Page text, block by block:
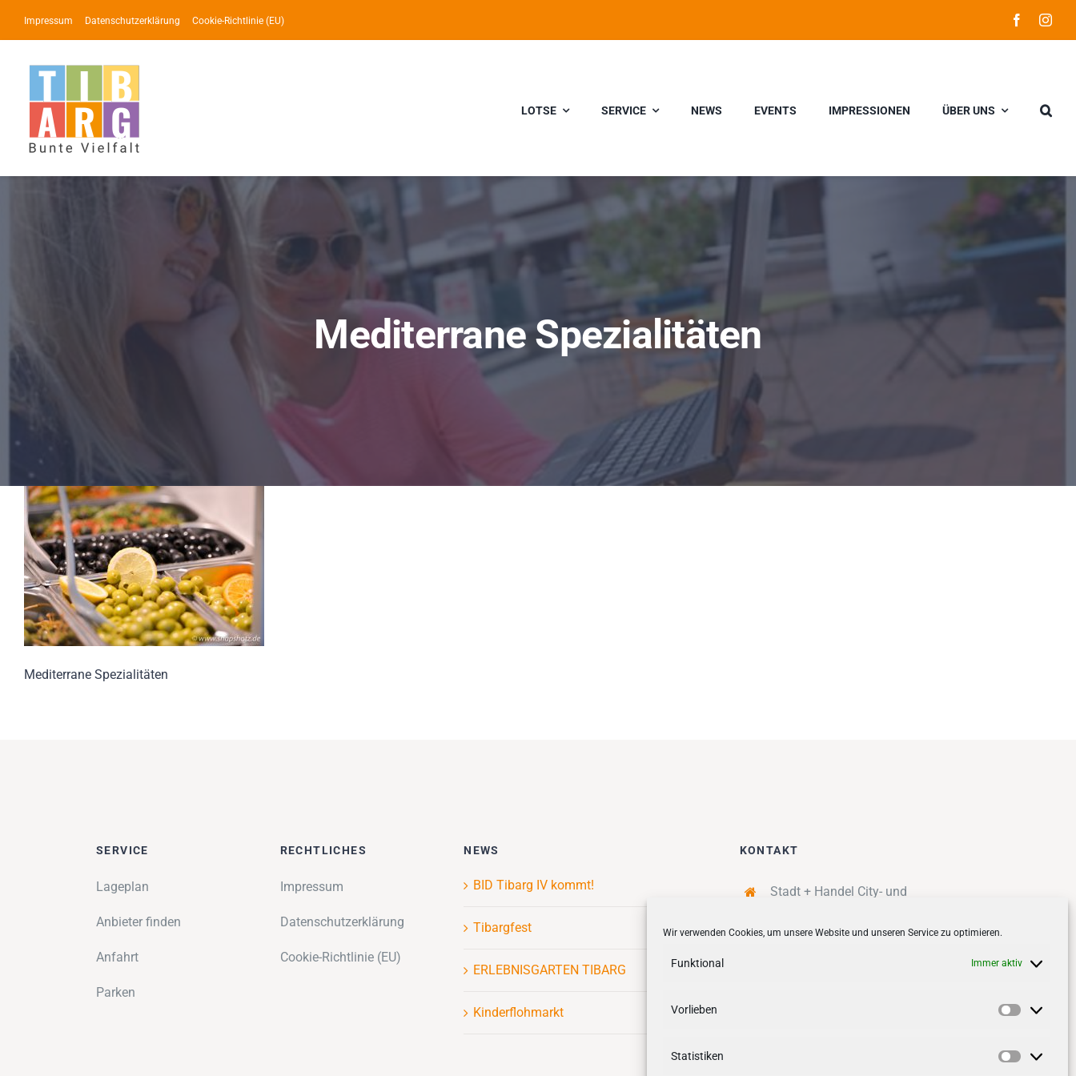
Wir verwenden Cookies, um unsere Website und unseren Service zu optimieren.
Funktional Immer aktiv
Vorlieben
Statistiken
Inhalt
springen
Impressum Datenschutzerklärung Cookie-Richtlinie (EU)
LOTSE SERVICE NEWS EVENTS IMPRESSIONEN ÜBER UNS
Mediterrane Spezialitäten
Mediterrane Spezialitäten
SERVICE
Lageplan
Anbieter finden
Anfahrt
Parken
RECHTLICHES
Impressum
Datenschutzerklärung
Cookie-Richtlinie (EU)
NEWS
BID Tibarg IV kommt!
Tibargfest
ERLEBNISGARTEN TIBARG
Kinderflohmarkt
KONTAKT
Stadt + Handel City- und
Quartiersmanagement